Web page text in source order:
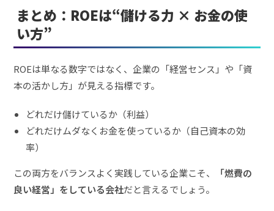
まとめ：ROEは“儲ける力 × お金の使
い方”
ROEは単なる数字ではなく、企業の「経営センス」や「資
本の活かし方」が見える指標です。
どれだけ儲けているか（利益）
どれだけムダなくお金を使っているか（自己資本の効
率）
この両方をバランスよく実践している企業こそ、
「燃費の
良い経営」をしている会社だと言えるでしょう。